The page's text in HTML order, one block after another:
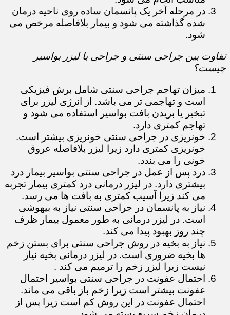
در مرحله آخر یک پانسمان ساده روی ناحیه درمان
شده گذاشته می شود و بیمار بلافاصله مرخص می
شود.
تفاوت بین جراحی سنتی و جراحی با لیزر بواسیر
چیست؟
میزان تهاجم جراحی سنتی شامل برش فیزیکی
است و تهاجمی تر می باشد. از انرژی لیزر برای
تبخیر یا بریدن بافت بواسیر استفاده می شود و
تهاجم کمتری دارد.
خونریزی در جراحی سنتی خونریزی بیشتر است.
خونریزی کمتری دارد زیرا لیزر بلافاصله عروق
خونی را می بندد.
درد پس از عمل در جراحی سنتی بواسیر بیمار درد
بیشتری دارد. در لیزر درمانی درد کمتری بیمار تجربه
می کند زیرا آسیب کمتری به بافت ها می رسد.
نیاز به پانسمان در جراحی سنتی نیاز به بیهوشی
است. در لیزر درمانی به طور معمول بیمار ظرف
چند روز بهبود پیدا می کند.
نیاز به بخیه در روش جراحی سنتی برای بستن زخم
ها بخیه ضروری است. در لیزر درمانی بخیه نیاز
نیست زیرا لیزر زخم را ترمیم می کند .
احتمال عفونت در جراحی سنتی بواسیر احتمال
عفونت بیشتر است زیرا زخم باز باقی می ماند.
احتمال عفونت در این روش کم است زیرا پس از